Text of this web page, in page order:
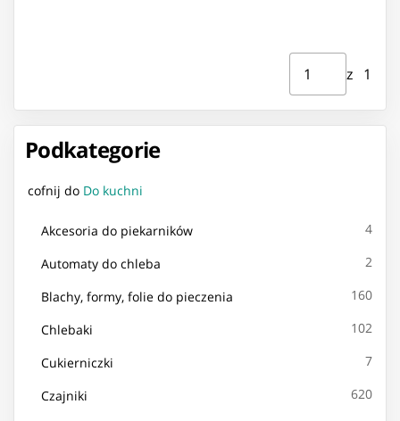
Podkategorie
cofnij do Do kuchni
Akcesoria do piekarników 4
Automaty do chleba 2
Blachy, formy, folie do pieczenia 160
Chlebaki 102
Cukierniczki 7
Czajniki 620
Strona ⁨1⁩ z ⁨1⁩
z ⁨1⁩
Przejdź do strony